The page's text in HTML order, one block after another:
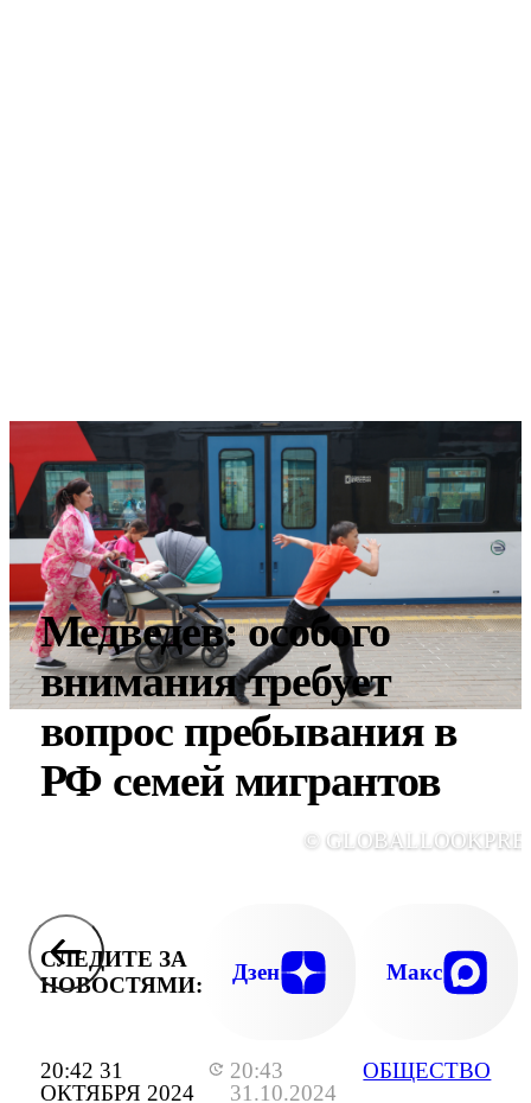
20:42 31
ОКТЯБРЯ 2024
20:43
31.10.2024
ОБЩЕСТВО
Медведев: особого
внимания требует
вопрос пребывания в
РФ семей мигрантов
©
СЛЕДИТЕ ЗА
НОВОСТЯМИ:
Дзен Макс